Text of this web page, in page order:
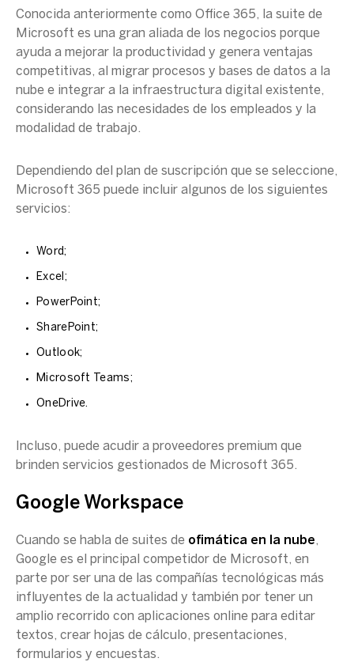
Conocida anteriormente como Office 365, la suite de
Microsoft es una gran aliada de los negocios porque
ayuda a mejorar la productividad y genera ventajas
competitivas, al migrar procesos y bases de datos a la
nube e integrar a la infraestructura digital existente,
considerando las necesidades de los empleados y la
modalidad de trabajo.
Dependiendo del plan de suscripción que se seleccione,
Microsoft 365 puede incluir algunos de los siguientes
servicios:
Word;
Excel;
PowerPoint;
SharePoint;
Outlook;
Microsoft Teams;
OneDrive.
Incluso, puede acudir a proveedores premium que
brinden servicios gestionados de Microsoft 365.
Google Workspace
Cuando se habla de suites de ofimática en la nube,
Google es el principal competidor de Microsoft, en
parte por ser una de las compañías tecnológicas más
influyentes de la actualidad y también por tener un
amplio recorrido con aplicaciones online para editar
textos, crear hojas de cálculo, presentaciones,
formularios y encuestas.